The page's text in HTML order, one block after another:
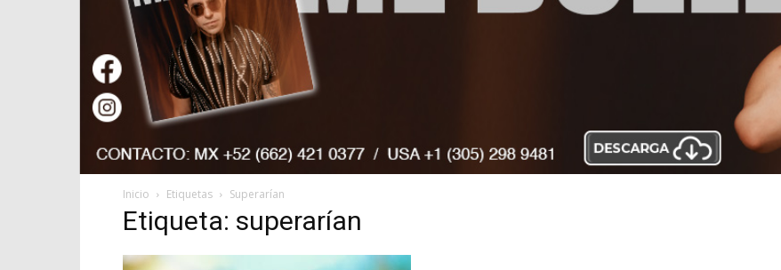
Inicio Etiquetas Superarían
Etiqueta: superarían